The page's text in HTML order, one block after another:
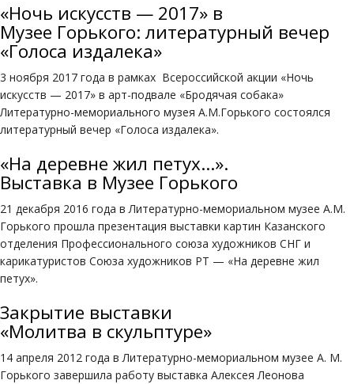
«Ночь искусств — 2017» в
Музее Горького: литературный вечер
«Голоса издалека»
3 ноября 2017 года в рамках Всероссийской акции «Ночь
искусств — 2017» в арт-подвале «Бродячая собака»
Литературно-мемориального музея А.М.Горького состоялся
литературный вечер «Голоса издалека».
«На деревне жил петух...».
Выставка в Музее Горького
21 декабря 2016 года в Литературно-мемориальном музее А.М.
Горького прошла презентация выставки картин Казанского
отделения Профессионального союза художников СНГ и
карикатуристов Союза художников РТ — «На деревне жил
петух».
Закрытие выставки
«Молитва в скульптуре»
14 апреля 2012 года в Литературно-мемориальном музее А. М.
Горького завершила работу выставка Алексея Леонова